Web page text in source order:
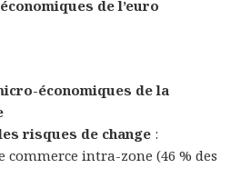
de l’euro
économiques de la
risques de change :
commerce intra-zone (46 % des